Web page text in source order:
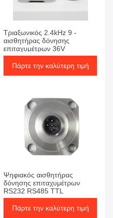
Τριαξωνικός 2.4kHz 9 -
αισθητήρας δόνησης
επιταχυμέτρων 36V
Πάρτε την καλύτερη τιμή
Ψηφιακός αισθητήρας
δόνησης επιταχυμέτρων
RS232 RS485 TTL
Πάρτε την καλύτερη τιμή